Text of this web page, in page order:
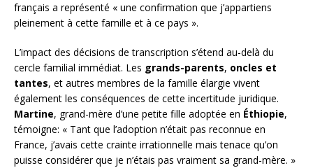
français a représenté « une confirmation que j’appartiens
pleinement à cette famille et à ce pays ».
L’impact des décisions de transcription s’étend au-delà du
cercle familial immédiat. Les grands-parents, oncles et
tantes, et autres membres de la famille élargie vivent
également les conséquences de cette incertitude juridique.
Martine, grand-mère d’une petite fille adoptée en Éthiopie,
témoigne: « Tant que l’adoption n’était pas reconnue en
France, j’avais cette crainte irrationnelle mais tenace qu’on
puisse considérer que je n’étais pas vraiment sa grand-mère. »